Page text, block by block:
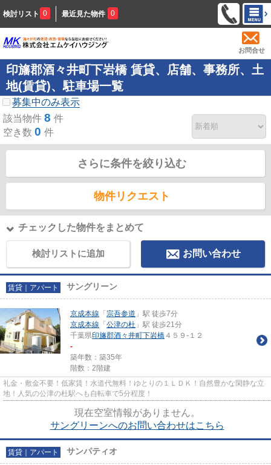
検討リスト 0 最近見た物件 0
お問合せ
印旛郡酒々井町下岩橋 賃貸、店舗、事務所、土
地(賃貸)、駐車場一覧
募集中のみ表示
該当物件 8 件
空き数 0 件
さらに条件を絞り込む
物件リクエスト
チェックした物件をまとめて
検討リストに追加 お問い合わせ
賃貸｜アパート サングリーン
京成本線 「 宗吾参道 」駅 徒歩7分
京成本線 「 公津の杜 」駅 徒歩21分
千葉県印旛郡酒々井町下岩橋 ４５９-１２
-
築年数：築35年
階数：2階建
礼金・敷金不要！低家賃！水道代無料！ゆとりの１ＬＤＫ！自然豊かな閑静な立
地！人気の公津の杜駅へも自転車で5分程度！
現在空室情報がありません。
サングリーンへのお問い合わせはこちら
賃貸｜アパート サンパティオ